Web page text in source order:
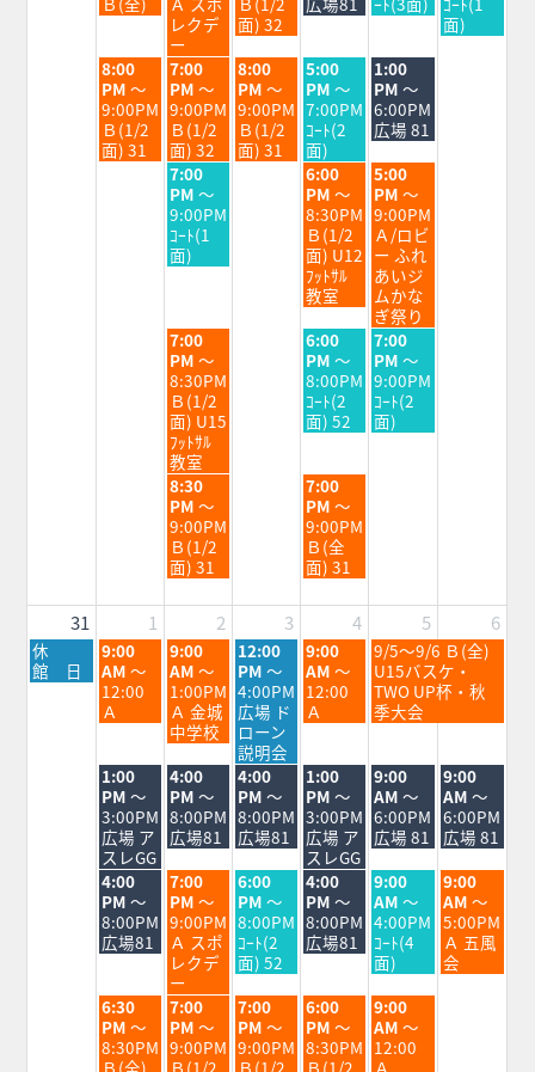
月
2026
月
26th
2026
レクデ
ー
月
27th
2026
面) 32
月
2026
月
2026
月
30th
面)
火
曜
日,
8
月
25th
8:00
PM ～
9:00PM
Ｂ(1/2
面) 31
水
曜
日,
8
月
26th
2026
7:00
PM ～
9:00PM
Ｂ(1/2
面) 32
木
曜
日,
8
月
27th
8:00
PM ～
9:00PM
Ｂ(1/2
面) 31
金
曜
日,
8
月
28th
2026
5:00
PM ～
7:00PM
ｺｰﾄ(2
面)
土
曜
日,
8
月
29th
2026
1:00
PM ～
6:00PM
広場 81
水
曜
日,
8
月
26th
7:00
PM ～
9:00PM
ｺｰﾄ(1
面)
金
曜
日,
8
月
28th
2026
6:00
PM ～
8:30PM
Ｂ(1/2
面) U12
ﾌｯﾄｻﾙ
教室
土
曜
日,
8
月
29th
2026
5:00
PM ～
9:00PM
Ａ/ロビ
ー ふれ
あいジ
ムかな
ぎ祭り
水
曜
日,
8
月
26th
2026
7:00
PM ～
8:30PM
Ｂ(1/2
面) U15
ﾌｯﾄｻﾙ
教室
金
曜
日,
8
月
28th
6:00
PM ～
8:00PM
ｺｰﾄ(2
面) 52
土
曜
日,
8
月
29th
7:00
PM ～
9:00PM
ｺｰﾄ(2
面)
水
曜
日,
8
月
26th
2026
8:30
PM ～
9:00PM
Ｂ(1/2
面) 31
金
曜
日,
8
月
28th
2026
7:00
PM ～
9:00PM
Ｂ(全
面) 31
31 1 2 3 4 5 6
月
曜
日,
休
館 日
火
曜
日,
9
月
2026
9:00
AM ～
12:00
Ａ
水
曜
日,
9
月
2nd
2026
9:00
AM ～
1:00PM
Ａ 金城
中学校
木
曜
日,
9
月
3rd
2026
12:00
PM ～
4:00PM
広場 ド
ローン
説明会
金
曜
日,
9
月
2026
9:00
AM ～
12:00
Ａ
土
曜
日,
9
月
2026
9/5～9/6 Ｂ(全)
U15バスケ・
TWO UP杯・秋
季大会
火
曜
日,
9
月
1st
2026
1:00
PM ～
3:00PM
広場 ア
スレGG
水
曜
日,
9
月
2nd
2026
4:00
PM ～
8:00PM
広場81
木
曜
日,
9
月
3rd
2026
4:00
PM ～
8:00PM
広場81
金
曜
日,
9
月
4th
2026
1:00
PM ～
3:00PM
広場 ア
スレGG
土
曜
日,
9
月
5th
2026
9:00
AM ～
6:00PM
広場 81
日
曜
日,
9
月
6th
2026
9:00
AM ～
6:00PM
広場 81
火
曜
日,
9
月
2026
4:00
PM ～
8:00PM
広場81
水
曜
日,
9
月
2nd
2026
7:00
PM ～
9:00PM
Ａ スポ
レクデ
ー
木
曜
日,
9
月
3rd
2026
6:00
PM ～
8:00PM
ｺｰﾄ(2
面) 52
金
曜
日,
9
月
2026
4:00
PM ～
8:00PM
広場81
土
曜
日,
9
月
5th
2026
9:00
AM ～
4:00PM
ｺｰﾄ(4
面)
日
曜
日,
9
月
6th
9:00
AM ～
5:00PM
Ａ 五風
会
火
曜
日,
9
6:30
PM ～
8:30PM
Ｂ(全)
水
曜
日,
9
7:00
PM ～
9:00PM
Ｂ(1/2
木
曜
日,
9
7:00
PM ～
9:00PM
Ｂ(1/2
金
曜
日,
9
6:00
PM ～
8:30PM
Ｂ(1/2
土
曜
日,
9
9:00
AM ～
12:00
Ａ